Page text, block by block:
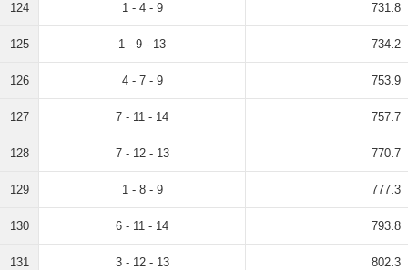
124 1 - 4 - 9 731.8
125 1 - 9 - 13 734.2
126 4 - 7 - 9 753.9
127 7 - 11 - 14 757.7
128 7 - 12 - 13 770.7
129 1 - 8 - 9 777.3
130 6 - 11 - 14 793.8
131 3 - 12 - 13 802.3